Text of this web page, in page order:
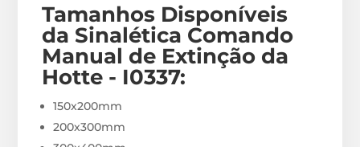
Tamanhos Disponíveis
da Sinalética Comando
Manual de Extinção da
Hotte - I0337:
150x200mm
200x300mm